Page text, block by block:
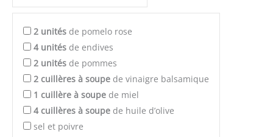
2 unités de pomelo rose
4 unités de endives
2 unités de pommes
2 cuillères à soupe de vinaigre balsamique
1 cuillère à soupe de miel
4 cuillères à soupe de huile d’olive
sel et poivre